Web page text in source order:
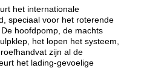
het internationale
speciaal voor het roterende
hoofdpomp, de machts
het lopen het systeem,
zijn al de
het lading-gevoelige